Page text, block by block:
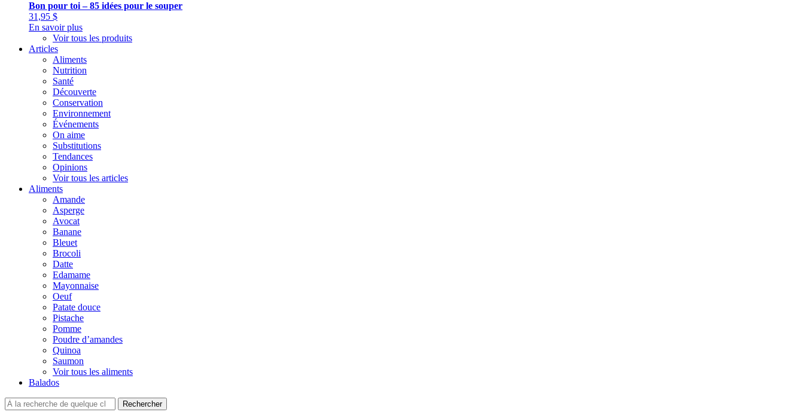
Bon pour toi – 85 idées pour le souper
31,95 $
En savoir plus
Voir tous les produits
Articles
Aliments
Nutrition
Santé
Découverte
Conservation
Environnement
Événements
On aime
Substitutions
Tendances
Opinions
Voir tous les articles
Aliments
Amande
Asperge
Avocat
Banane
Bleuet
Brocoli
Datte
Edamame
Mayonnaise
Oeuf
Patate douce
Pistache
Pomme
Poudre d’amandes
Quinoa
Saumon
Voir tous les aliments
Balados